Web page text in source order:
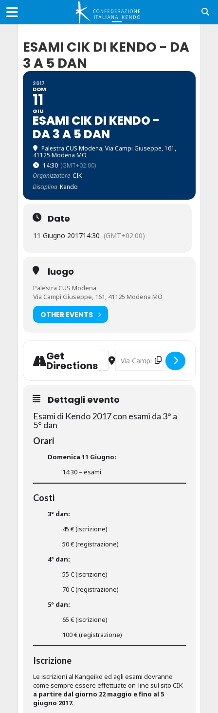
ESAMI CIK DI KENDO - DA
3 A 5 DAN
2017
DOM
11
GIU
ESAMI CIK DI KENDO -
DA 3 A 5 DAN
Palestra CUS Modena, Via Campi Giuseppe, 161,
41125 Modena MO
14:30 (GMT+02:00)
Organizzatore CIK
Disciplina Kendo
Date
11 Giugno 201714:30 (GMT+02:00)
luogo
Palestra CUS Modena
Via Campi Giuseppe, 161, 41125 Modena MO
OTHER EVENTS
Get
Directions
Address - Esami CIK di Kendo - da 3
Destination Address - Esami
Dettagli evento
Esami di Kendo 2017 con esami da 3° a
5° dan
Orari
Domenica 11 Giugno:
14:30 – esami
Costi
3° dan:
45 € (iscrizione)
50 € (registrazione)
4° dan:
55 € (iscrizione)
70 € (registrazione)
5° dan:
65 € (iscrizione)
100 € (registrazione)
Iscrizione
Le iscrizioni al Kangeiko ed agli esami dovranno
come sempre essere effettuate on-line sul sito CIK
a partire dal giorno 22 maggio e fino al 5
giugno 2017.